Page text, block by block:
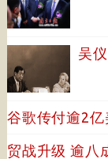
吴
谷歌传付逾2
贸战升级 逾八